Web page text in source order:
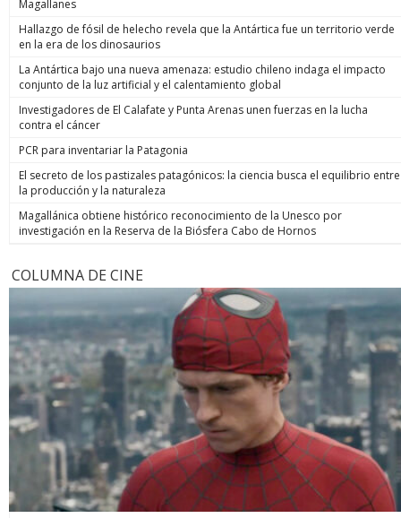
Magallanes
Hallazgo de fósil de helecho revela que la Antártica fue un territorio verde
en la era de los dinosaurios
La Antártica bajo una nueva amenaza: estudio chileno indaga el impacto
conjunto de la luz artificial y el calentamiento global
Investigadores de El Calafate y Punta Arenas unen fuerzas en la lucha
contra el cáncer
PCR para inventariar la Patagonia
El secreto de los pastizales patagónicos: la ciencia busca el equilibrio entre
la producción y la naturaleza
Magallánica obtiene histórico reconocimiento de la Unesco por
investigación en la Reserva de la Biósfera Cabo de Hornos
COLUMNA DE CINE